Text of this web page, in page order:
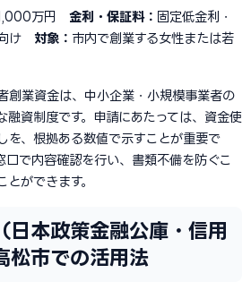
万円 金利・保証料： 固定低金利・
け 対象： 市内で創業する女性または若
創業資金は、中小企業・小規模事業者の
融資制度です。申請にあたっては、資金使
を、根拠ある数値で示すことが重要で
口で内容確認を行い、書類不備を防ぐこ
ができます。
日本政策金融公庫・信用
松市での活用法